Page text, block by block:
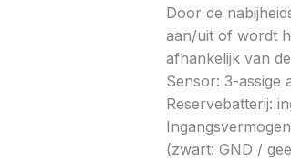
Door de
aan/uit of wordt
afhankelijk van
Sensor: 3-assige
Reservebatterij:
(zwart: GND /